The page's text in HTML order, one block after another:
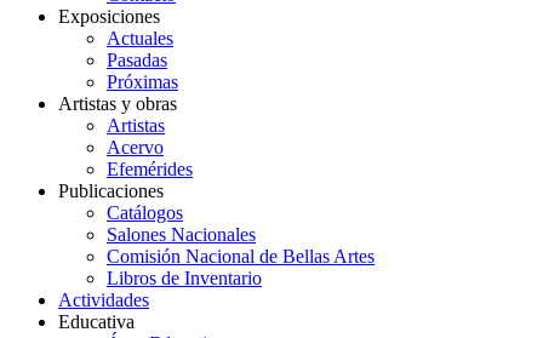
Exposiciones
Actuales
Pasadas
Próximas
Artistas y obras
Artistas
Acervo
Efemérides
Publicaciones
Catálogos
Salones Nacionales
Comisión Nacional de Bellas Artes
Libros de Inventario
Actividades
Educativa